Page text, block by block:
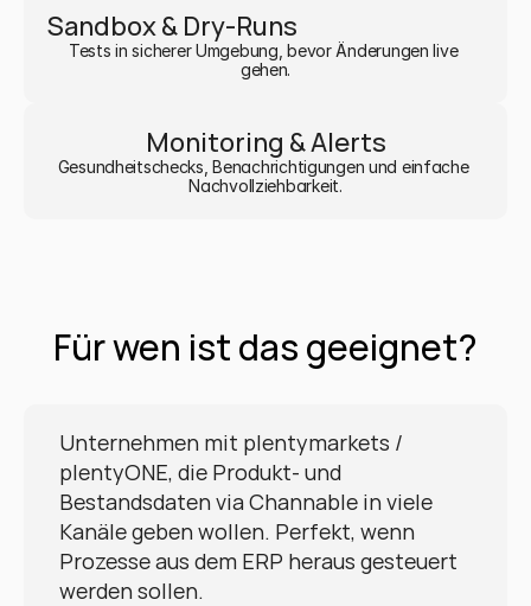
Sandbox & Dry-Runs
Tests in sicherer Umgebung, bevor Änderungen live
gehen.
Monitoring & Alerts
Gesundheitschecks, Benachrichtigungen und einfache
Nachvollziehbarkeit.
Für wen ist das geeignet?
Unternehmen mit plentymarkets /
plentyONE, die Produkt- und
Bestandsdaten via Channable in viele
Kanäle geben wollen. Perfekt, wenn
Prozesse aus dem ERP heraus gesteuert
werden sollen.